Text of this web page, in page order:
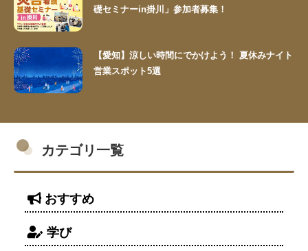
礎セミナーin掛川」参加者募集！
【愛知】涼しい時間にでかけよう！ 夏休みナイト
営業スポット5選
カテゴリ一覧
おすすめ
学び